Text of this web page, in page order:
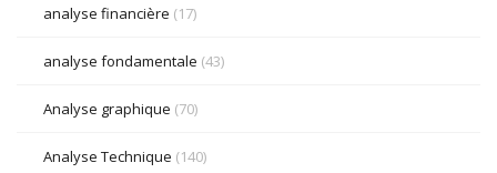
analyse financière (17)
analyse fondamentale (43)
Analyse graphique (70)
Analyse Technique (140)